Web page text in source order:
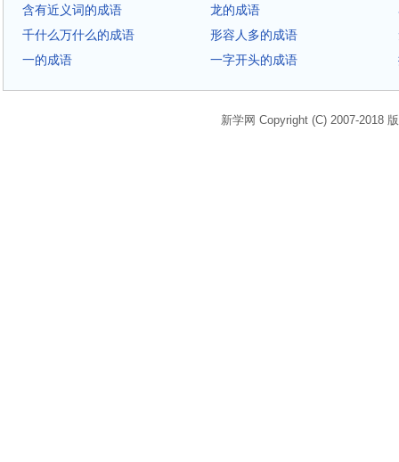
含有近义词的成语 龙的成语
千什么万什么的成语
形容人多的成语
一的成语
一字开头的成语
新学网 Copyright (C) 2007-2018